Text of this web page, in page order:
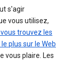
s'agir
vous utilisez,
trouvez les
plus sur le Web
vous plaire. Les